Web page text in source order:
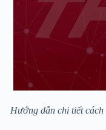
Hướng dẫn chi tiết